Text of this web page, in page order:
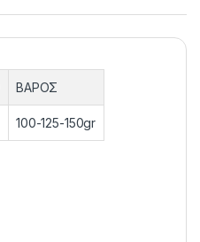
ΒΑΡΟΣ
100-125-150gr